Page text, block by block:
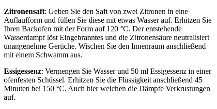
Zitronensaft: Geben Sie den Saft von zwei Zitronen in eine
Auflaufform und füllen Sie diese mit etwas Wasser auf. Erhitzen Sie
Ihren Backofen mit der Form auf 120 °C. Der entstehende
Wasserdampf löst Eingebranntes und die Zitronensäure neutralisiert
unangenehme Gerüche. Wischen Sie den Innenraum anschließend
mit einem Schwamm aus.
Essigessenz: Vermengen Sie Wasser und 50 ml Essigessenz in einer
ofenfesten Schüssel. Erhitzen Sie die Flüssigkeit anschließend 45
Minuten bei 150 °C. Auch hier weichen die Dämpfe Verkrustungen
auf.